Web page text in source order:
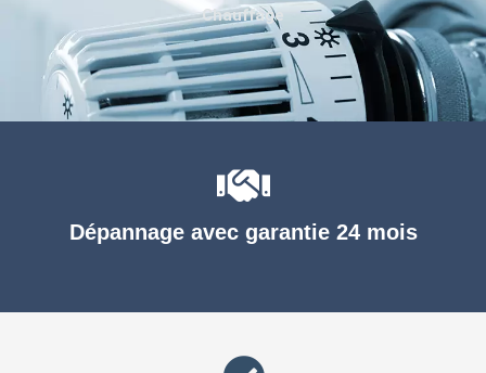
Dépannage avec garantie 24 mois
Chauffage